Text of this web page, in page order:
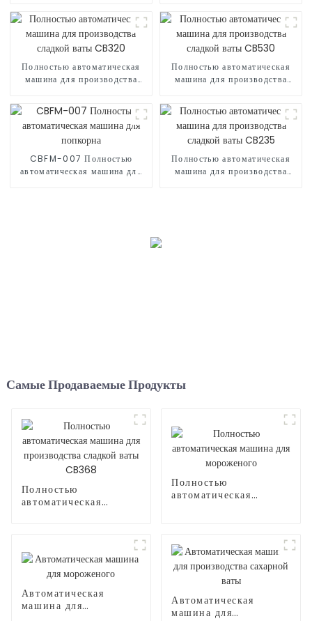
Полностью автоматическая
машина для производства
Полностью автоматическая
машина для производства
CBFM-007 Полностью
автоматическая машина для
Полностью автоматическая
машина для производства
Самые Продаваемые Продукты
Полностью
автоматическая
Полностью
автоматическая
Автоматическая
машина для
Автоматическая
машина для